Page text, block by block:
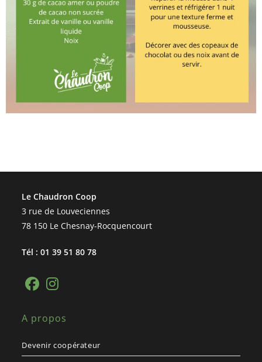
Le Chaudron Coop
3 rue de Louveciennes
78 150 Le Chesnay-Rocquencourt
Tél : 01 39 51 80 78
A propos
Devenir coopérateur